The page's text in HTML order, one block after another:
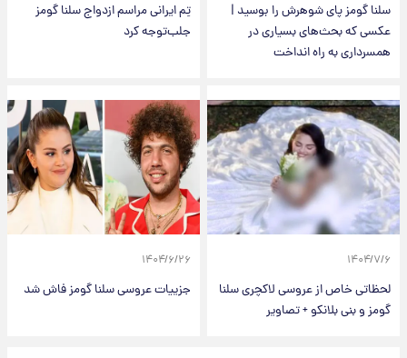
سلنا گومز پای شوهرش را بوسید |
عکسی که بحث‌های بسیاری در
همسرداری به راه انداخت
تِم ایرانی مراسم ازدواج سلنا گومز
جلب‌توجه کرد
۱۴۰۴/۷/۶
لحظاتی خاص از عروسی لاکچری سلنا
گومز و بنی بلانکو + تصاویر
۱۴۰۴/۶/۲۶
جزییات عروسی سلنا گومز فاش شد